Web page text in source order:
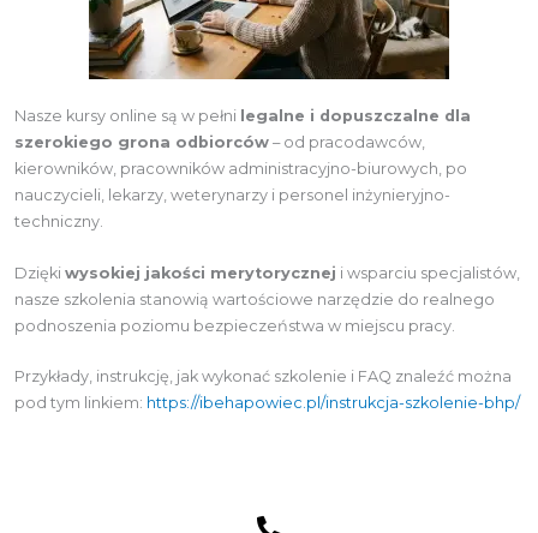
Nasze kursy online są w pełni legalne i dopuszczalne dla
szerokiego grona odbiorców – od pracodawców,
kierowników, pracowników administracyjno-biurowych, po
nauczycieli, lekarzy, weterynarzy i personel inżynieryjno-
techniczny.
Dzięki wysokiej jakości merytorycznej i wsparciu specjalistów,
nasze szkolenia stanowią wartościowe narzędzie do realnego
podnoszenia poziomu bezpieczeństwa w miejscu pracy.
Przykłady, instrukcję, jak wykonać szkolenie i FAQ znaleźć można
pod tym linkiem: https://ibehapowiec.pl/instrukcja-szkolenie-bhp/